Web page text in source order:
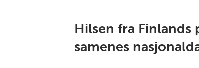
Hilsen fra Finlands
samenes